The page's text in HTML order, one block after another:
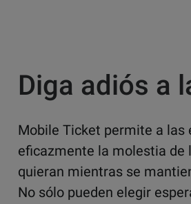
Diga adiós a
Mobile Ticket permite a las
eficazmente la molestia de
quieran mientras se
No sólo pueden elegir